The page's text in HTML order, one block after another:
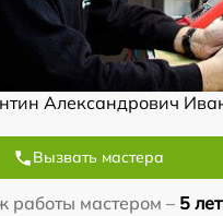
Александрович
Вызвать мастера
работы мастером – 5 лет